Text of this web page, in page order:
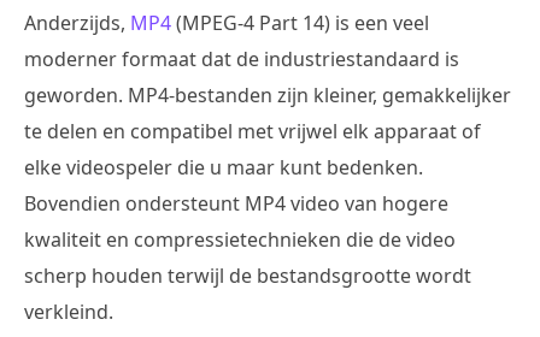
Anderzijds, MP4(MPEG-4 Part 14) is een veel
moderner formaat dat de industriestandaard is
geworden. MP4-bestanden zijn kleiner, gemakkelijker
te delen en compatibel met vrijwel elk apparaat of
elke videospeler die u maar kunt bedenken.
Bovendien ondersteunt MP4 video van hogere
kwaliteit en compressietechnieken die de video
scherp houden terwijl de bestandsgrootte wordt
verkleind.